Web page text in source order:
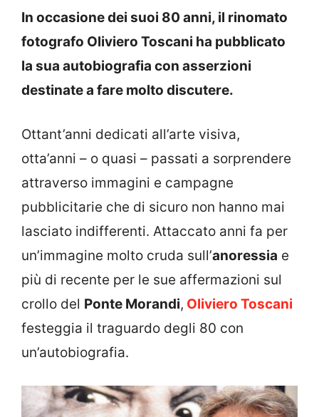
In occasione dei suoi 80 anni, il rinomato
fotografo Oliviero Toscani ha pubblicato
la sua autobiografia con asserzioni
destinate a fare molto discutere.
Ottant’anni dedicati all’arte visiva,
otta’anni – o quasi – passati a sorprendere
attraverso immagini e campagne
pubblicitarie che di sicuro non hanno mai
lasciato indifferenti. Attaccato anni fa per
un’immagine molto cruda sull’anoressia e
più di recente per le sue affermazioni sul
crollo del Ponte Morandi, Oliviero Toscani
festeggia il traguardo degli 80 con
un’autobiografia.